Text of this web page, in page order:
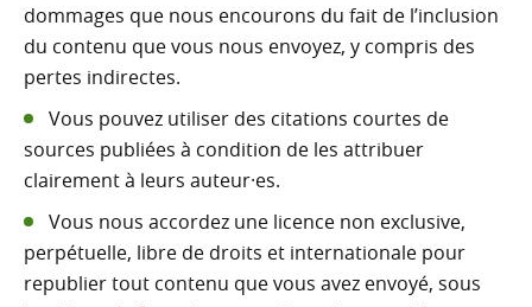
dommages que nous encourons du fait de l’inclusion
du contenu que vous nous envoyez, y compris des
pertes indirectes.
Vous pouvez utiliser des citations courtes de
sources publiées à condition de les attribuer
clairement à leurs auteur·es.
Vous nous accordez une licence non exclusive,
perpétuelle, libre de droits et internationale pour
republier tout contenu que vous avez envoyé, sous